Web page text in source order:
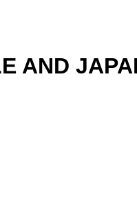
AND